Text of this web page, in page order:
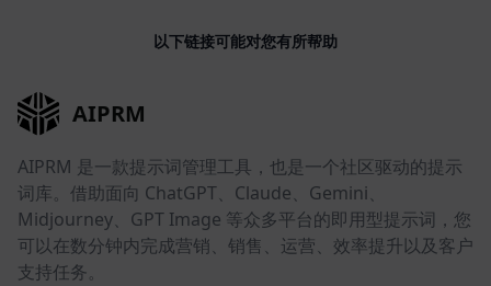
以下链接可能对您有所帮助
AIPRM
AIPRM 是一款提示词管理工具，也是一个社区驱动的提示
词库。借助面向 ChatGPT、Claude、Gemini、
Midjourney、GPT Image 等众多平台的即用型提示词，您
可以在数分钟内完成营销、销售、运营、效率提升以及客户
支持任务。